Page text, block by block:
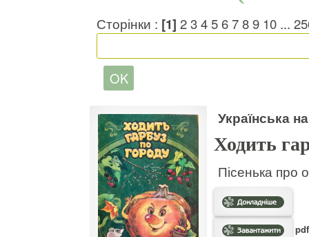
Сторінки : [1] 23456789 10 ...
Українська
Ходить
Пісенька про